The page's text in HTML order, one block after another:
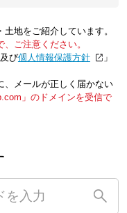
地をご紹介しています。
ご注意ください。
及び「個人情報保護方針
」
、メールが正しく届かない
」のドメインを受信で